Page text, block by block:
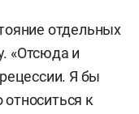
отдельных
«Отсюда и
Я бы
к